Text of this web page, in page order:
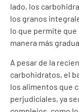
lado, los
los granos
lo que permite que
manera más
A pesar de la
carbohidratos, el
los alimentos que
perjudiciales, ya